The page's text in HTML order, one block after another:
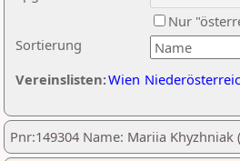
Sortierung
Nur
Vereinslisten:Wien
Pnr:149304 Name: Mariia Khyzhniak (